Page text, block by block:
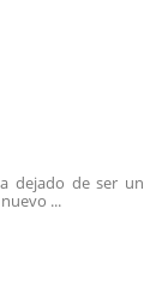
dejado de ser un
...